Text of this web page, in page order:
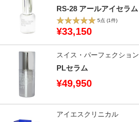
RS-28 アールアイセラム
5点 (1件)
¥33,150
スイス・パーフェクション
PLセラム
¥49,950
アイエスクリニカル